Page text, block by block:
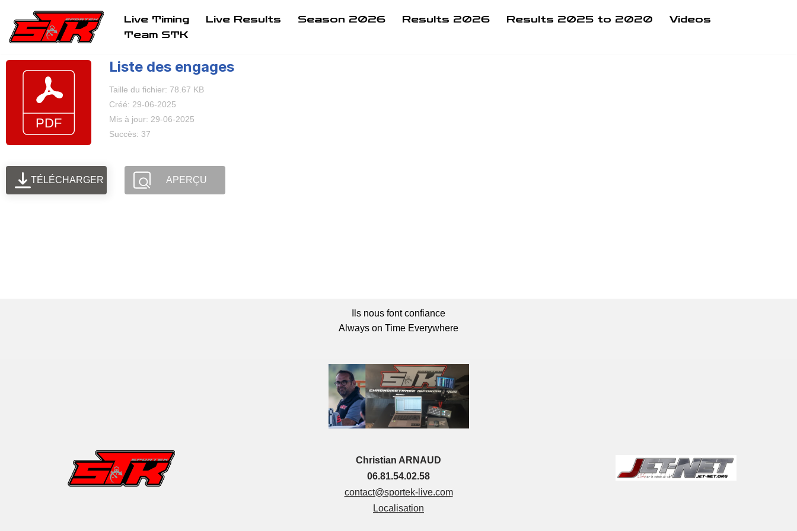
Aller
Live Timing Live Results Season 2026 Results 2026 Results 2025 to 2020
Videos
Team STK
Liste des engages
Taille du fichier: 78.67 KB
Créé: 29-06-2025
Mis à jour: 29-06-2025
Succès: 37
TÉLÉCHARGER APERÇU
Ils nous font confiance
Always on Time Everywhere
Christian ARNAUD
06.81.54.02.58
contact@sportek-live.com
Localisation